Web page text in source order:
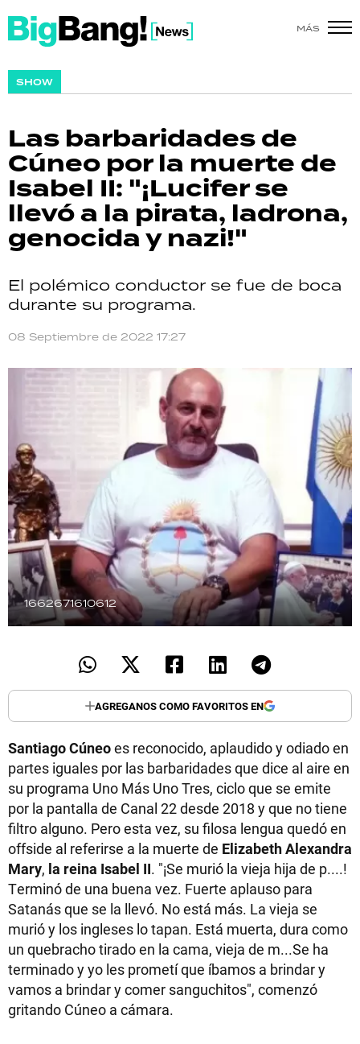
MÁS
SHOW
Las barbaridades de
Cúneo por la muerte de
Isabel II: "¡Lucifer se
llevó a la pirata, ladrona,
genocida y nazi!"
El polémico conductor se fue de boca
durante su programa.
08 Septiembre de 2022 17:27
1662671610612
AGREGANOS COMO FAVORITOS EN
Santiago Cúneoes reconocido, aplaudido y odiado en
partes iguales por las barbaridades que dice al aire en
su programa Uno Más Uno Tres, ciclo que se emite
por la pantalla de Canal 22 desde 2018 y que no tiene
filtro alguno. Pero esta vez, su filosa lengua quedó en
offside al referirse a la muerte de Elizabeth Alexandra
Mary, la reina Isabel II. "¡Se murió la vieja hija de p....!
Terminó de una buena vez. Fuerte aplauso para
Satanás que se la llevó. No está más. La vieja se
murió y los ingleses lo tapan. Está muerta, dura como
un quebracho tirado en la cama, vieja de m...Se ha
terminado y yo les prometí que íbamos a brindar y
vamos a brindar y comer sanguchitos", comenzó
gritando Cúneo a cámara.
SHOW
ACTUALIDAD
POLICIALES
ECONOMÍA
SALUD
DEPORTES
TECNOLOGÍA
RECETAS
PALABRAS
HORÓSCOPO
Seguinos